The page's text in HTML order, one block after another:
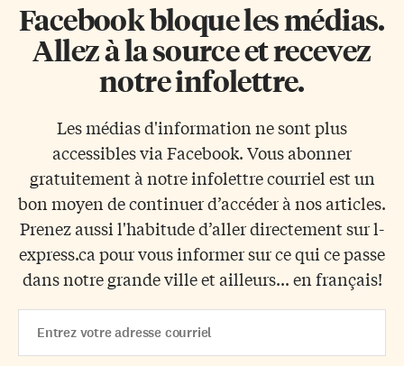
Facebook bloque les médias.
Allez à la source et recevez
notre infolettre.
Les médias d'information ne sont plus
accessibles via Facebook. Vous abonner
gratuitement à notre infolettre courriel est un
bon moyen de continuer d’accéder à nos articles.
Prenez aussi l'habitude d’aller directement sur l-
express.ca pour vous informer sur ce qui ce passe
dans notre grande ville et ailleurs... en français!
Address